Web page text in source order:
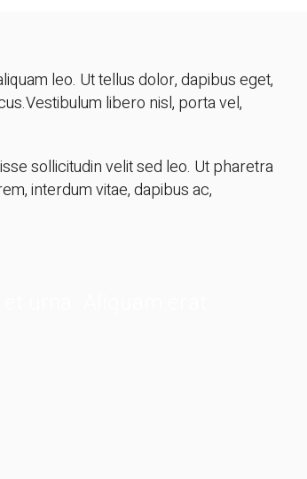
leo. Ut tellus dolor, dapibus eget,
libero nisl, porta vel,
sollicitudin velit sed leo. Ut pharetra
interdum vitae, dapibus ac,